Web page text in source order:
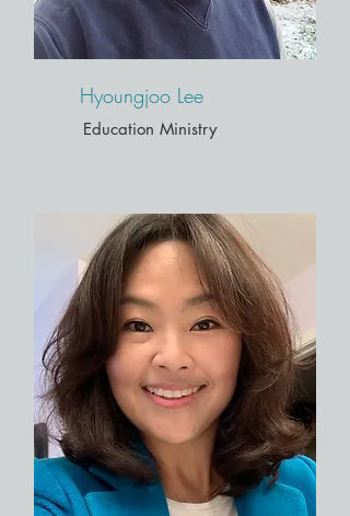
Hyoungjoo Lee
Education Ministry